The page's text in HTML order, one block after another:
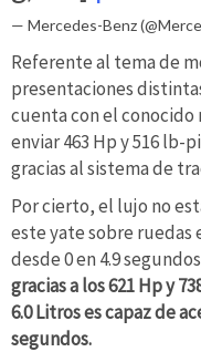
— Mercedes-Benz
Referente al tema de
presentaciones
cuenta con el conocido
enviar 463 Hp y 516 lb-
gracias al sistema de
Por cierto, el lujo no
este yate sobre ruedas
desde 0 en 4.9
gracias a los 621 Hp y
6.0 Litros es capaz de
segundos.